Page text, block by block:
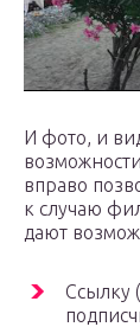
И фото, и
вправо
к случаю
дают
Ссылку